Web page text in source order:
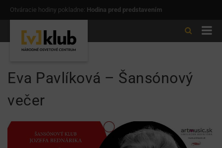
Otváracie hodiny pokladne: Hodina pred predstavením
Eva Pavlíková – Šansónový
večer